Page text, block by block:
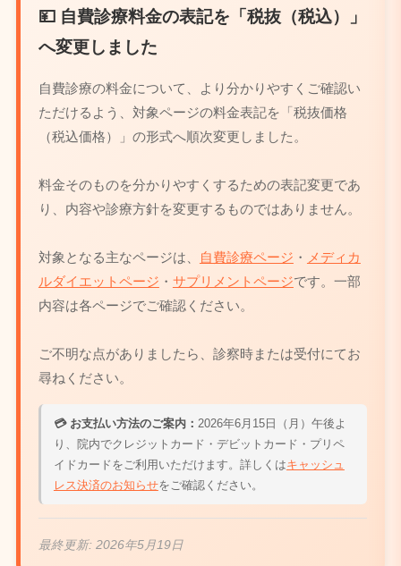
💴 自費診療料金の表記を「税抜（税込）」
へ変更しました
自費診療の料金について、より分かりやすくご確認い
ただけるよう、対象ページの料金表記を「税抜価格
（税込価格）」の形式へ順次変更しました。
料金そのものを分かりやすくするための表記変更であ
り、内容や診療方針を変更するものではありません。
対象となる主なページは、 自費診療ページ ・ メディカ
ルダイエットページ ・ サプリメントページです。一部
内容は各ページでご確認ください。
ご不明な点がありましたら、診察時または受付にてお
尋ねください。
💳 お支払い方法のご案内： 2026年6月15日（月）午後よ
り、院内でクレジットカード・デビットカード・プリペ
イドカードをご利用いただけます。詳しくはキャッシュ
レス決済のお知らせをご確認ください。
最終更新: 2026年5月19日